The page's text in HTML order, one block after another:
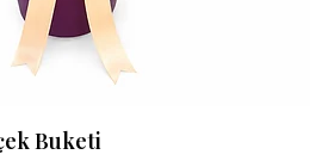
Buketi